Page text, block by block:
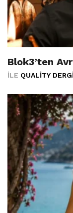
Blok3’ten
İLE QUALITY